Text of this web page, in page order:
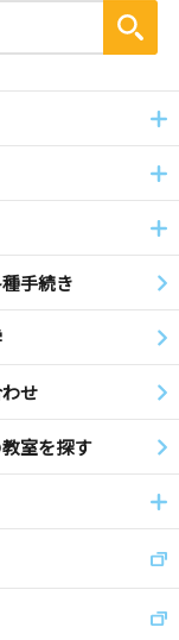
手続き
せ
室を探す